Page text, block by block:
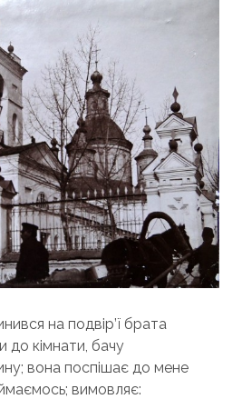
на подвір’ї брата
до кімнати, бачу
вона поспішає до мене
вимовляє: